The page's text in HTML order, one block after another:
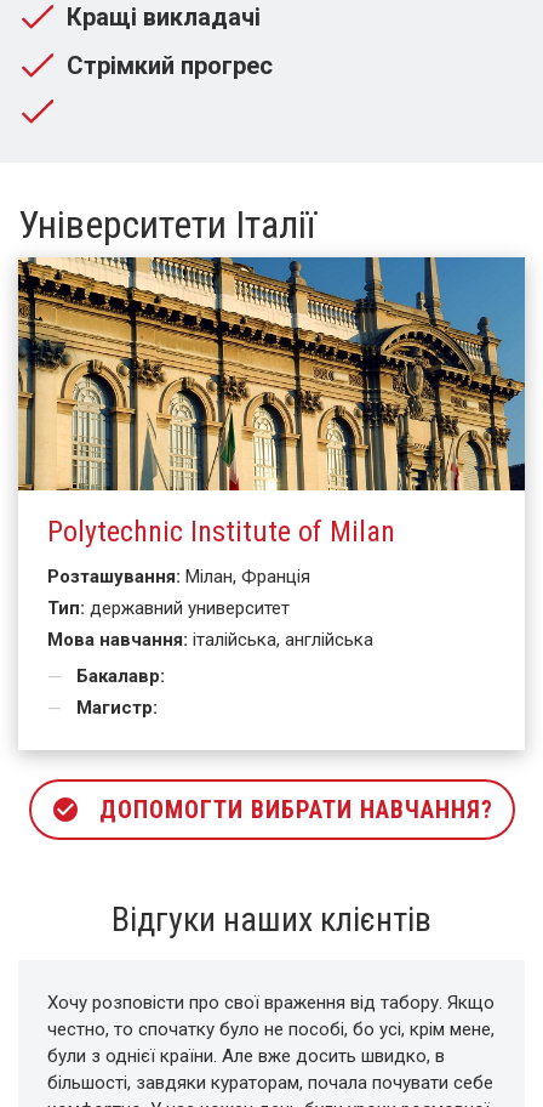
Кращі викладачі
Стрімкий прогрес
Університети Італії
Polytechnic Institute of Milan
Розташування: Мілан, Франція
Тип: державний университет
Мова навчання: італійська, англійська
Бакалавр:
Магистр:
check_circle ДОПОМОГТИ ВИБРАТИ НАВЧАННЯ?
Відгуки наших клієнтів
Хочу розповісти про свої враження від табору. Якщо
честно, то спочатку було не пособі, бо усі, крім мене,
були з однієї країни. Але вже досить швидко, в
більшості, завдяки кураторам, почала почувати себе